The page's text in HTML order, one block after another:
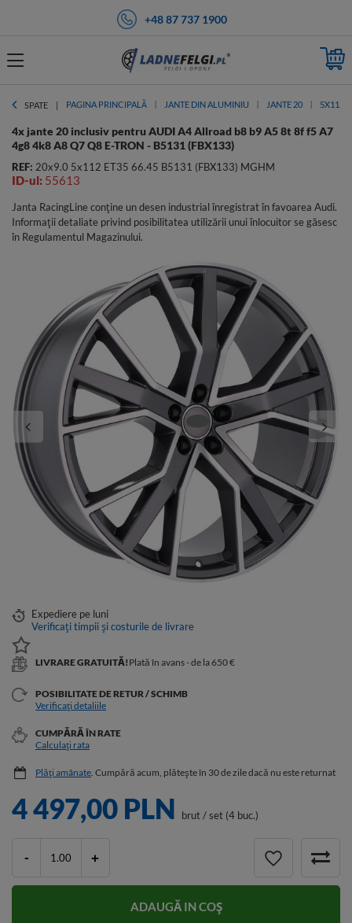
+48 87 737 1900
SPATE PAGINA PRINCIPALĂ JANTE DIN ALUMINIU JANTE 20 5X112
4x jante 20 inclusiv pentru AUDI A4 Allroad b8 b9 A5 8t 8f f5 A7
4g8 4k8 A8 Q7 Q8 E-TRON - B5131 (FBX133)
REF: 20x9.0 5x112 ET35 66.45 B5131 (FBX133) MGHM
ID-ul: 55613
Janta RacingLine conține un desen industrial înregistrat în favoarea Audi.
Informații detaliate privind posibilitatea utilizării unui înlocuitor se găsesc
în Regulamentul Magazinului.
4 497,00 PLN brut/set (4 buc.)
- +
ADAUGĂ IN COŞ
Expediere pe luni
Verificați timpii și costurile de livrare
LIVRARE GRATUITĂ! Plată în avans - de la 650 €
POSIBILITATE DE RETUR / SCHIMB
Verificați detaliile
CUMPĂRĂ ÎN RATE
Calculați rata
Plăți amânate. Cumpără acum, plătește în 30 de zile dacă nu este returnat